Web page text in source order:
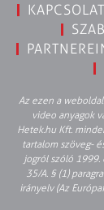
KAPCSOLAT
Az ezen a
video anyagok
Hetek.hu Kft.
tartalom szöveg-
jogról szóló
35/A. § (1)
irányelv (Az